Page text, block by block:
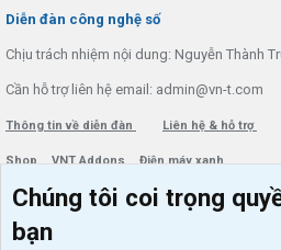
Diễn đàn công nghệ số
Chịu trách nhiệm nội dung: Nguyễn Thành
Cần hỗ trợ liên hệ email: admin@vn-t.com
Thông tin về diễn đàn Liên hệ & hỗ trợ
Shop VNT Addons Điện máy xanh
Menu thành viên
Đăng nhập
Diễn đàn
Chúng tôi coi trọng
bạn